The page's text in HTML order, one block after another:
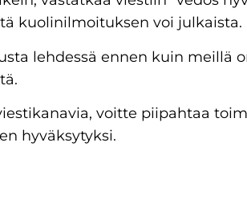
kuolinilmoituksen voi julkaista.
lehdessä ennen kuin meillä
voitte piipahtaa
hyväksytyksi.